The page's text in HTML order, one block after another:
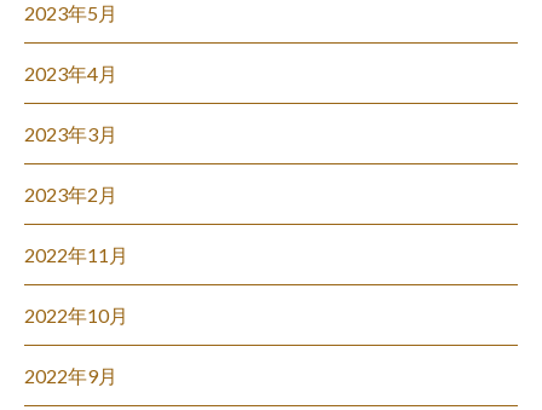
2023年5月
2023年4月
2023年3月
2023年2月
2022年11月
2022年10月
2022年9月